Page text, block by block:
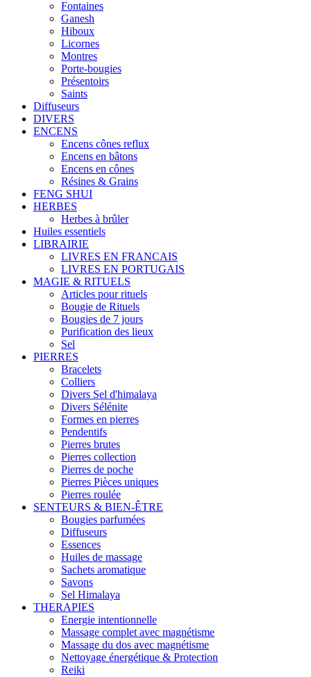
Fontaines
Ganesh
Hiboux
Licornes
Montres
Porte-bougies
Présentoirs
Saints
Diffuseurs
DIVERS
ENCENS
Encens cônes reflux
Encens en bâtons
Encens en cônes
Résines & Grains
FENG SHUI
HERBES
Herbes à brûler
Huiles essentiels
LIBRAIRIE
LIVRES EN FRANCAIS
LIVRES EN PORTUGAIS
MAGIE & RITUELS
Articles pour rituels
Bougie de Rituels
Bougies de 7 jours
Purification des lieux
Sel
PIERRES
Bracelets
Colliers
Divers Sel d'himalaya
Divers Sélénite
Formes en pierres
Pendentifs
Pierres brutes
Pierres collection
Pierres de poche
Pierres Pièces uniques
Pierres roulée
SENTEURS & BIEN-ÊTRE
Bougies parfumées
Diffuseurs
Essences
Huiles de massage
Sachets aromatique
Savons
Sel Himalaya
THERAPIES
Energie intentionnelle
Massage complet avec magnétisme
Massage du dos avec magnétisme
Nettoyage énergétique & Protection
Reiki